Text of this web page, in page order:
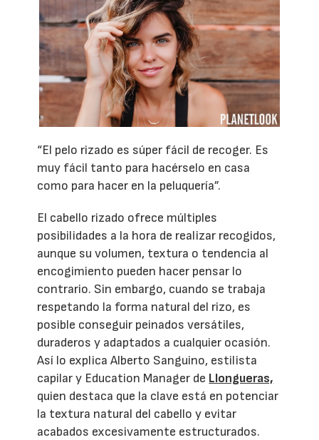
“El pelo rizado es súper fácil de recoger. Es
muy fácil tanto para hacérselo en casa
como para hacer en la peluquería”.
El cabello rizado ofrece múltiples
posibilidades a la hora de realizar recogidos,
aunque su volumen, textura o tendencia al
encogimiento pueden hacer pensar lo
contrario. Sin embargo, cuando se trabaja
respetando la forma natural del rizo, es
posible conseguir peinados versátiles,
duraderos y adaptados a cualquier ocasión.
Así lo explica Alberto Sanguino, estilista
capilar y Education Manager de Llongueras,
quien destaca que la clave está en potenciar
la textura natural del cabello y evitar
acabados excesivamente estructurados.